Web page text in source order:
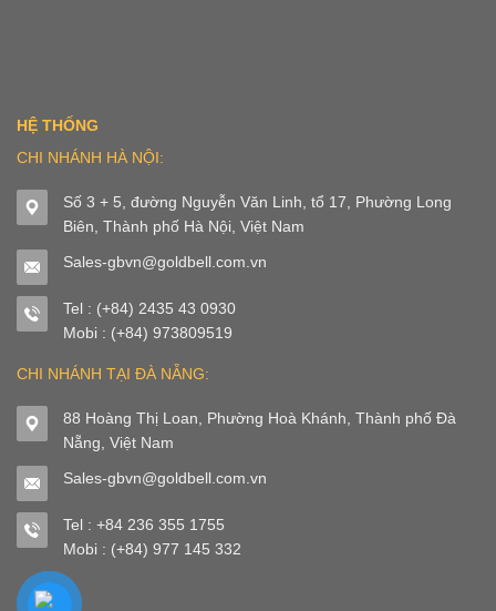
HỆ THỐNG
CHI NHÁNH HÀ NỘI:
Số 3 + 5, đường Nguyễn Văn Linh, tổ 17, Phường Long
Biên, Thành phố Hà Nội, Việt Nam
Sales-gbvn@goldbell.com.vn
Tel : (+84) 2435 43 0930
Mobi : (+84) 973809519
CHI NHÁNH TẠI ĐÀ NẴNG:
88 Hoàng Thị Loan, Phường Hoà Khánh, Thành phố Đà
Nẵng, Việt Nam
Sales-gbvn@goldbell.com.vn
Tel : +84 236 355 1755
Mobi : (+84) 977 145 332